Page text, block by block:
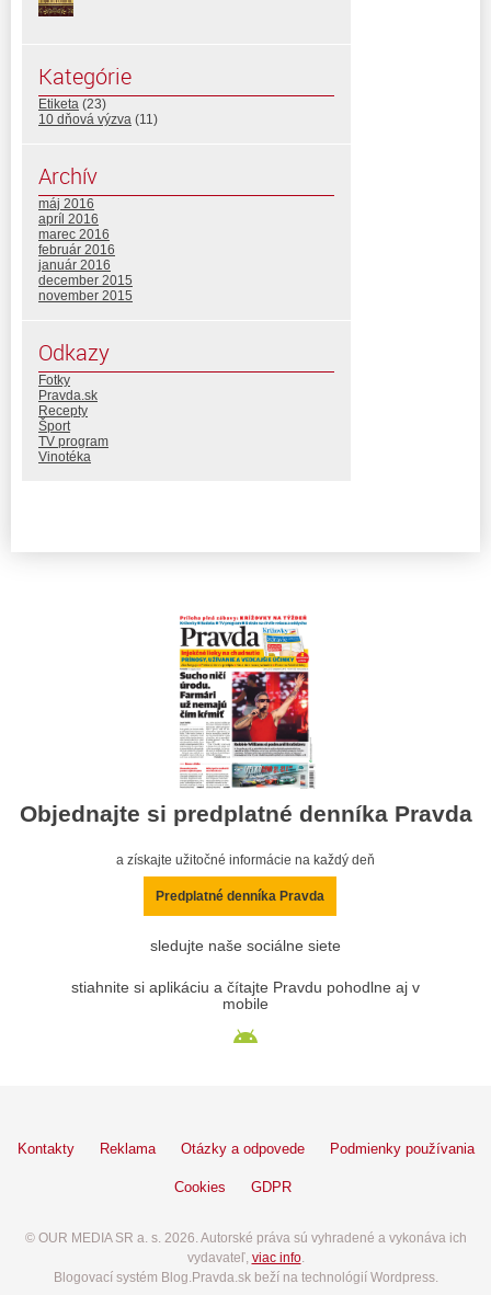
Kategórie
Etiketa (23)
10 dňová výzva (11)
Archív
máj 2016
apríl 2016
marec 2016
február 2016
január 2016
december 2015
november 2015
Odkazy
Fotky
Pravda.sk
Recepty
Šport
TV program
Vinotéka
Objednajte si predplatné denníka Pravda
a získajte užitočné informácie na každý deň
Predplatné denníka Pravda
sledujte naše sociálne siete
stiahnite si aplikáciu a čítajte Pravdu pohodlne aj v
mobile
Kontakty Reklama Otázky a odpovede Podmienky používania
Cookies GDPR
© OUR MEDIA SR a. s. 2026. Autorské práva sú vyhradené a vykonáva ich
vydavateľ, viac info.
Blogovací systém Blog.Pravda.sk beží na technológií Wordpress.